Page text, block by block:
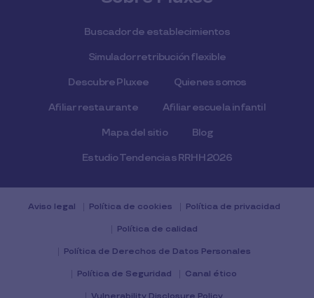
Buscador de establecimientos
Simulador retribución flexible
Descubre Pluxee Quienes somos
Afiliar restaurante Afiliar escuela infantil
Mapa del sitio Blog
Estudio Tendencias RRHH 2026
Aviso legal Política de cookies Política de privacidad
Política de calidad
Política de Derechos de Datos Personales
Política de Seguridad Canal ético